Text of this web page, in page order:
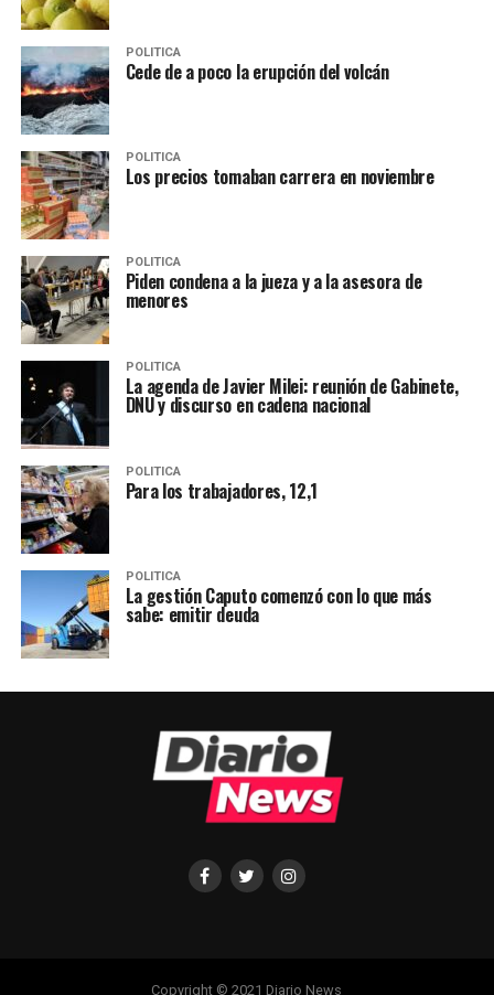
POLITICA
Cede de a poco la erupción del volcán
POLITICA
Los precios tomaban carrera en noviembre
POLITICA
Piden condena a la jueza y a la asesora de
menores
POLITICA
La agenda de Javier Milei: reunión de Gabinete,
DNU y discurso en cadena nacional
POLITICA
Para los trabajadores, 12,1
POLITICA
La gestión Caputo comenzó con lo que más
sabe: emitir deuda
Copyright © 2021 Diario News